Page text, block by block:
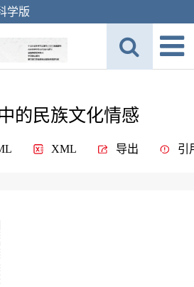
学版
的民族文化情感
XML 导出 引